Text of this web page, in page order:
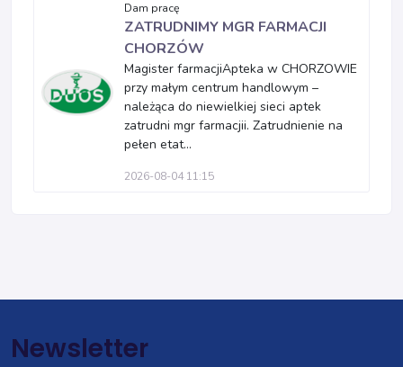
Dam pracę
ZATRUDNIMY MGR FARMACJI
CHORZÓW
Magister farmacjiApteka w CHORZOWIE
przy małym centrum handlowym –
należąca do niewielkiej sieci aptek
zatrudni mgr farmacjii. Zatrudnienie na
pełen etat...
2026-08-04 11:15
Newsletter